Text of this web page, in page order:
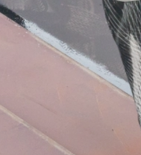
板金工事
サイディング工事
防水工事・雨樋工事
ご依頼の前に